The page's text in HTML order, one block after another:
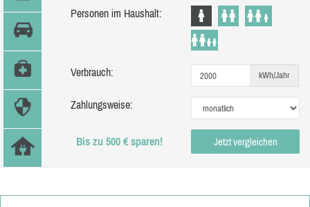
Personen im Haushalt:
Verbrauch: kWh/Jahr
Zahlungsweise:
Bis zu 500 € sparen! Jetzt vergleichen